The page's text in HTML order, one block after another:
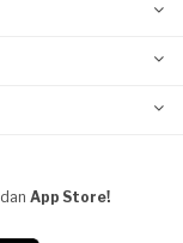
dan App Store!